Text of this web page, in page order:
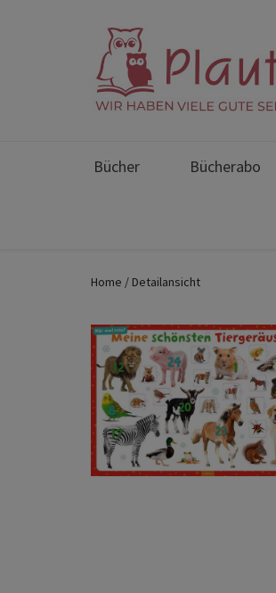
Bücher Bücherabo
Home Detailansicht